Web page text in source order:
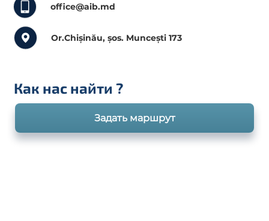
office@aib.md
Or.Chișinău, șos. Muncești 173
Как нас найти ?
Задать маршрут